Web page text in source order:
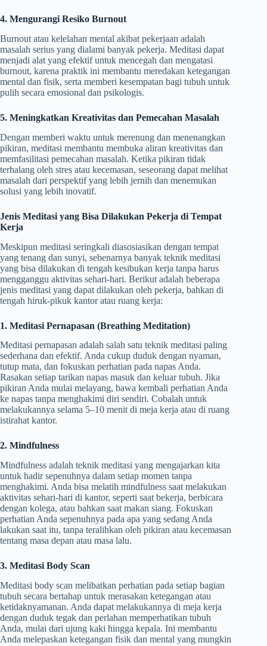
4. Mengurangi Resiko Burnout
Burnout atau kelelahan mental akibat pekerjaan adalah
masalah serius yang dialami banyak pekerja. Meditasi dapat
menjadi alat yang efektif untuk mencegah dan mengatasi
burnout, karena praktik ini membantu meredakan ketegangan
mental dan fisik, serta memberi kesempatan bagi tubuh untuk
pulih secara emosional dan psikologis.
5. Meningkatkan Kreativitas dan Pemecahan Masalah
Dengan memberi waktu untuk merenung dan menenangkan
pikiran, meditasi membantu membuka aliran kreativitas dan
memfasilitasi pemecahan masalah. Ketika pikiran tidak
terhalang oleh stres atau kecemasan, seseorang dapat melihat
masalah dari perspektif yang lebih jernih dan menemukan
solusi yang lebih inovatif.
Jenis Meditasi yang Bisa Dilakukan Pekerja di Tempat
Kerja
Meskipun meditasi seringkali diasosiasikan dengan tempat
yang tenang dan sunyi, sebenarnya banyak teknik meditasi
yang bisa dilakukan di tengah kesibukan kerja tanpa harus
mengganggu aktivitas sehari-hari. Berikut adalah beberapa
jenis meditasi yang dapat dilakukan oleh pekerja, bahkan di
tengah hiruk-pikuk kantor atau ruang kerja:
1. Meditasi Pernapasan (Breathing Meditation)
Meditasi pernapasan adalah salah satu teknik meditasi paling
sederhana dan efektif. Anda cukup duduk dengan nyaman,
tutup mata, dan fokuskan perhatian pada napas Anda.
Rasakan setiap tarikan napas masuk dan keluar tubuh. Jika
pikiran Anda mulai melayang, bawa kembali perhatian Anda
ke napas tanpa menghakimi diri sendiri. Cobalah untuk
melakukannya selama 5–10 menit di meja kerja atau di ruang
istirahat kantor.
2. Mindfulness
Mindfulness adalah teknik meditasi yang mengajarkan kita
untuk hadir sepenuhnya dalam setiap momen tanpa
menghakimi. Anda bisa melatih mindfulness saat melakukan
aktivitas sehari-hari di kantor, seperti saat bekerja, berbicara
dengan kolega, atau bahkan saat makan siang. Fokuskan
perhatian Anda sepenuhnya pada apa yang sedang Anda
lakukan saat itu, tanpa teralihkan oleh pikiran atau kecemasan
tentang masa depan atau masa lalu.
3. Meditasi Body Scan
Meditasi body scan melibatkan perhatian pada setiap bagian
tubuh secara bertahap untuk merasakan ketegangan atau
ketidaknyamanan. Anda dapat melakukannya di meja kerja
dengan duduk tegak dan perlahan memperhatikan tubuh
Anda, mulai dari ujung kaki hingga kepala. Ini membantu
Anda melepaskan ketegangan fisik dan mental yang mungkin